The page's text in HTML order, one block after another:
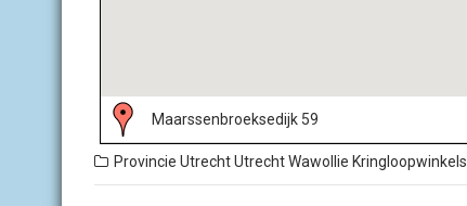
Maarssenbroeksedijk 59
Provincie UtrechtUtrechtWawollie Kringloopwinkels